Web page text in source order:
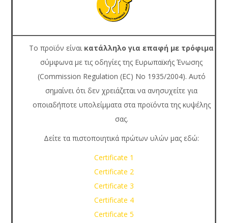
Το προϊόν είναι κατάλληλο για επαφή με τρόφιμα
σύμφωνα με τις οδηγίες της Ευρωπαϊκής Ένωσης
(Commission Regulation (EC) No 1935/2004). Αυτό
σημαίνει ότι δεν χρειάζεται να ανησυχείτε για
οποιαδήποτε υπολείμματα στα προϊόντα της κυψέλης
σας.
Δείτε τα πιστοποιητικά πρώτων υλών μας εδώ:
Certificate 1
Certificate 2
Certificate 3
Certificate 4
Certificate 5